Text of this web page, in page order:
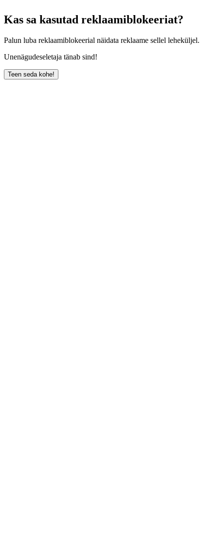
Kas sa kasutad reklaamiblokeeriat?
Palun luba reklaamiblokeerial näidata reklaame sellel leheküljel.
Unenägudeseletaja tänab sind!
Teen seda kohe!